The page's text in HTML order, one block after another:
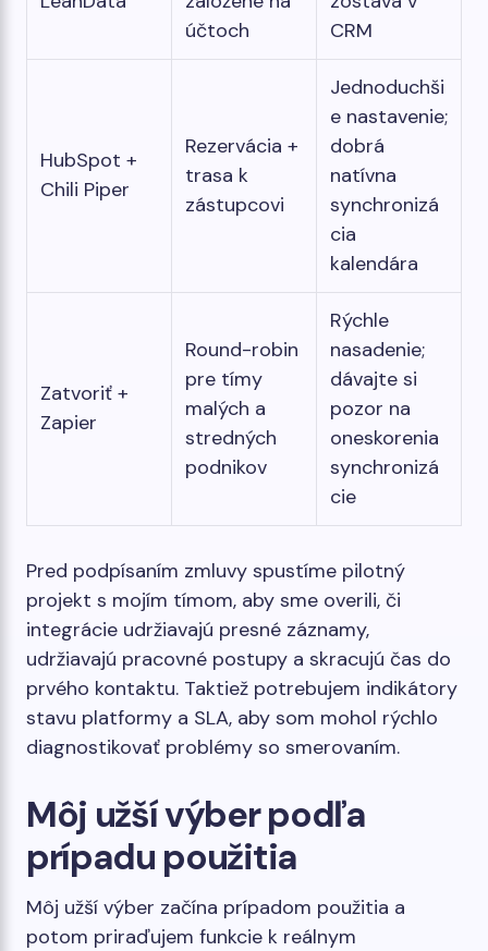
účtoch
CRM
HubSpot +
Chili Piper
Rezervácia +
trasa k
zástupcovi
Jednoduchši
e nastavenie;
dobrá
natívna
synchronizá
cia
kalendára
Zatvoriť +
Zapier
Round-robin
pre tímy
malých a
stredných
podnikov
Rýchle
nasadenie;
dávajte si
pozor na
oneskorenia
synchronizá
cie
Pred podpísaním zmluvy spustíme pilotný
projekt s mojím tímom, aby sme overili, či
integrácie udržiavajú presné záznamy,
udržiavajú pracovné postupy a skracujú čas do
prvého kontaktu. Taktiež potrebujem indikátory
stavu platformy a SLA, aby som mohol rýchlo
diagnostikovať problémy so smerovaním.
Môj užší výber podľa
prípadu použitia
Môj užší výber začína prípadom použitia a
potom priraďujem funkcie k reálnym